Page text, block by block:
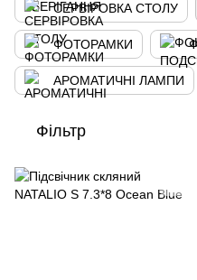
СЕРВІРОВКА СТОЛУ
ФОТОРАМКИ
АРОМАТИЧНІ ЛАМПИ
Фільтр